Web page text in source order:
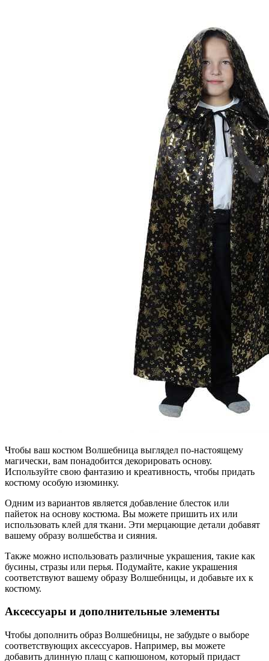
Чтобы ваш костюм Волшебница выглядел по-настоящему
магически, вам понадобится декорировать основу.
Используйте свою фантазию и креативность, чтобы придать
костюму особую изюминку.
Одним из вариантов является добавление блесток или
пайеток на основу костюма. Вы можете пришить их или
использовать клей для ткани. Эти мерцающие детали добавят
вашему образу волшебства и сияния.
Также можно использовать различные украшения, такие как
бусины, стразы или перья. Подумайте, какие украшения
соответствуют вашему образу Волшебницы, и добавьте их к
костюму.
Аксессуары и дополнительные элементы
Чтобы дополнить образ Волшебницы, не забудьте о выборе
соответствующих аксессуаров. Например, вы можете
добавить длинную плащ с капюшоном, который придаст